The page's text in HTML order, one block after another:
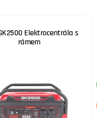
Elektrocentrála s
rámem